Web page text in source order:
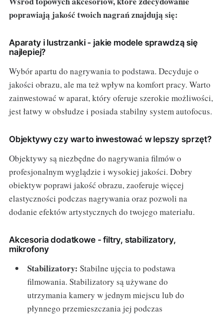
poprawiają jakość twoich nagrań znajdują się:
Aparaty i lustrzanki - jakie modele sprawdzą się
najlepiej?
Wybór apartu do nagrywania to podstawa. Decyduje o
jakości obrazu, ale ma też wpływ na komfort pracy. Warto
zainwestować w aparat, który oferuje szerokie możliwości,
jest łatwy w obsłudze i posiada stabilny system autofocus.
Objektywy czy warto inwestować w lepszy sprzęt?
Objektywy są niezbędne do nagrywania filmów o
profesjonalnym wyglądzie i wysokiej jakości. Dobry
obiektyw poprawi jakość obrazu, zaoferuje więcej
elastyczności podczas nagrywania oraz pozwoli na
dodanie efektów artystycznych do twojego materiału.
Akcesoria dodatkowe - filtry, stabilizatory,
mikrofony
Stabilizatory: Stabilne ujęcia to podstawa
filmowania. Stabilizatory są używane do
utrzymania kamery w jednym miejscu lub do
płynnego przemieszczania jej podczas